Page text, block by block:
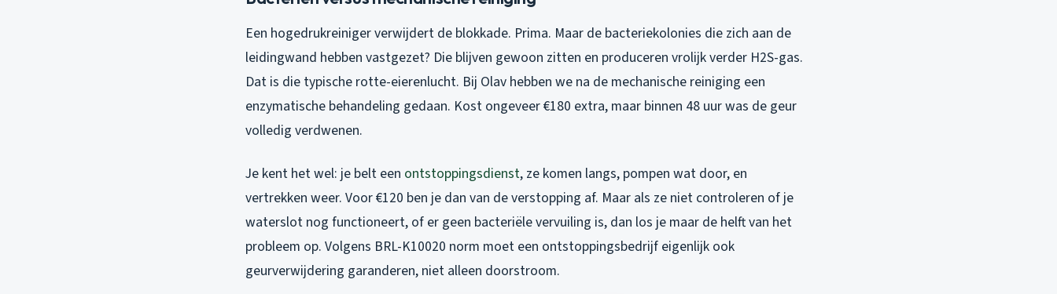
Een hogedrukreiniger verwijdert de blokkade. Prima. Maar de bacteriekolonies die zich aan de
leidingwand hebben vastgezet? Die blijven gewoon zitten en produceren vrolijk verder H2S-gas.
Dat is die typische rotte-eierenlucht. Bij Olav hebben we na de mechanische reiniging een
enzymatische behandeling gedaan. Kost ongeveer €180 extra, maar binnen 48 uur was de geur
volledig verdwenen.
Je kent het wel: je belt een ontstoppingsdienst, ze komen langs, pompen wat door, en
vertrekken weer. Voor €120 ben je dan van de verstopping af. Maar als ze niet controleren of je
waterslot nog functioneert, of er geen bacteriële vervuiling is, dan los je maar de helft van het
probleem op. Volgens BRL-K10020 norm moet een ontstoppingsbedrijf eigenlijk ook
geurverwijdering garanderen, niet alleen doorstroom.